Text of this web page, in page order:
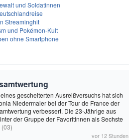
und Soldatinnen
Streaminghit
und Pokémon-Kult
ohne Smartphone
gescheiterten Ausreißversuchs hat sich
Niedermaier bei der Tour de France der
verbessert. Die 23-Jährige aus
der Gruppe der Favoritinnen als Sechste
(03)
vor 12 Stunden